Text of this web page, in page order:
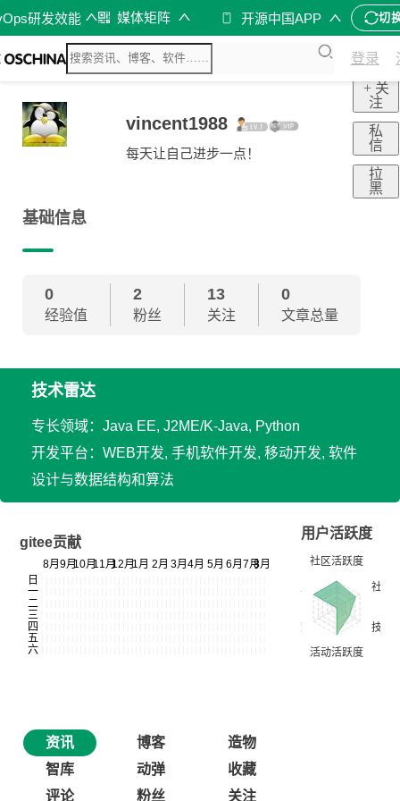
研发效能 媒体矩阵 开源中国APP 切
登录
vincent1988
每天让自己进步一点！
+ 关
注
私
信
拉
黑
基础信息
0
经验值
2
粉丝
13
关注
0
文章总量
技术雷达
专长领域：Java EE, J2ME/K-Java, Python
开发平台：WEB开发, 手机软件开发, 移动开发, 软件
设计与数据结构和算法
gitee贡献
用户活跃度
资讯 博客
造物
智库
动弹
收藏
评论
粉丝 关注